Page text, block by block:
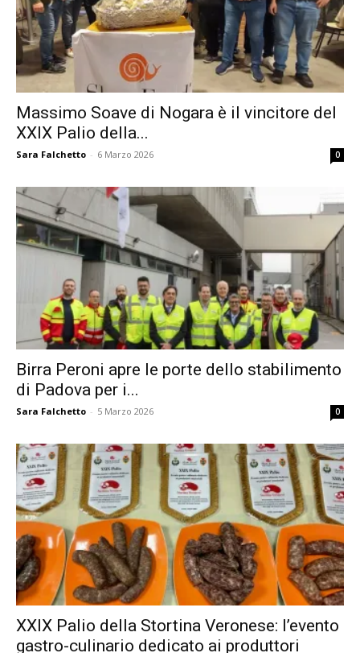
Massimo Soave di Nogara è il vincitore del
XXIX Palio della...
Sara Falchetto - 6 Marzo 2026 0
Birra Peroni apre le porte dello stabilimento
di Padova per i...
Sara Falchetto - 5 Marzo 2026 0
XXIX Palio della Stortina Veronese: l’evento
gastro-culinario dedicato ai produttori